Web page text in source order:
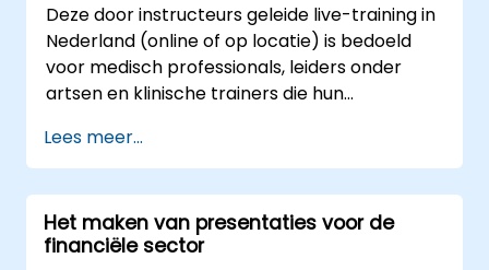
Deze door instructeurs geleide live-training in
Nederland (online of op locatie) is bedoeld
voor medisch professionals, leiders onder
artsen en klinische trainers die hun
communicatie, invloed op collega’s en
vermogen tot wetenschappelijk storytelling
willen verbeteren in kritische medische
omgevingen.
Lees meer...
Het maken van presentaties voor de
financiële sector